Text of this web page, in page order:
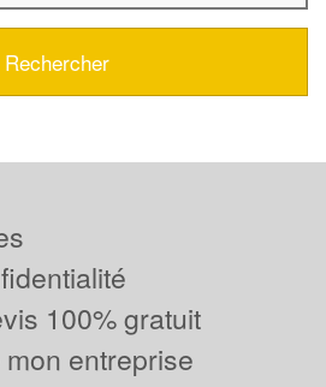
100% gratuit
entreprise